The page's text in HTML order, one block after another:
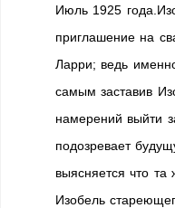
Июль 1925
приглашение на
Ларри; ведь
самым заставив
намерений выйти
подозревает
выясняется что та
Изобель